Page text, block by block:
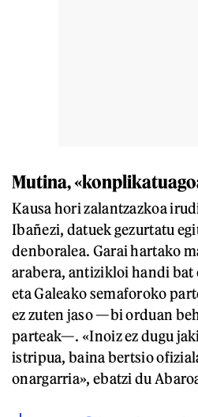
Mutina,
Kausa hori zalantzazkoa
Ibañezi, datuek gezurtatu
denboralea. Garai hartako
arabera, antizikloi handi bat
eta Galeako semaforoko
ez zuten jaso —bi orduan
parteak—. «Inoiz ez dugu
istripua, baina bertsio
onargarria», ebatzi du